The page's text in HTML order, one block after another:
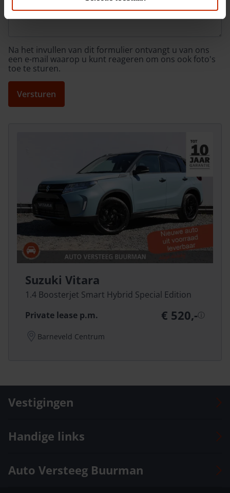
Na het invullen van dit formulier ontvangt u van ons
een e-mail waarop u kunt reageren om ons ook foto's
toe te sturen.
Versturen
Suzuki Vitara
1.4 Boosterjet Smart Hybrid Special Edition
Private lease p.m.
€ 520,-ⓘ
Barneveld Centrum
Vestigingen
Auto Versteeg Buurman Barneveld Zuid
Auto Versteeg Buurman Ermelo
Handige links
Onze vestigingen
Auto Versteeg Buurman